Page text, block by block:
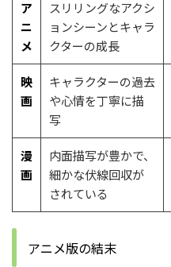
ア
ニ
メ
スリリングなアクシ
ョンシーンとキャラ
クターの成長
映
画
キャラクターの過去
や心情を丁寧に描
写
漫
画
内面描写が豊かで、
細かな伏線回収が
されている
アニメ版の結末